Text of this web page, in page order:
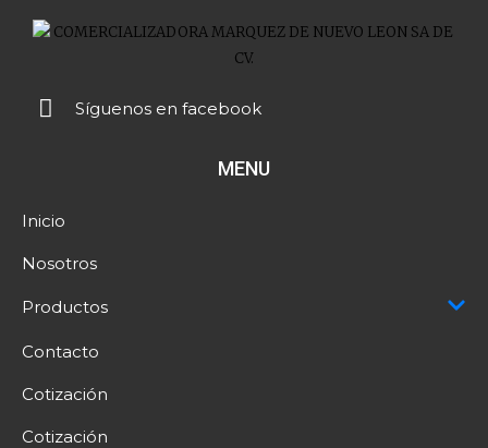
Síguenos en facebook
MENU
Inicio
Nosotros
Productos
Contacto
Cotización
Cotización